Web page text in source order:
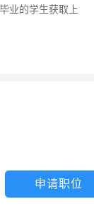
业的学生获取上
申请职位